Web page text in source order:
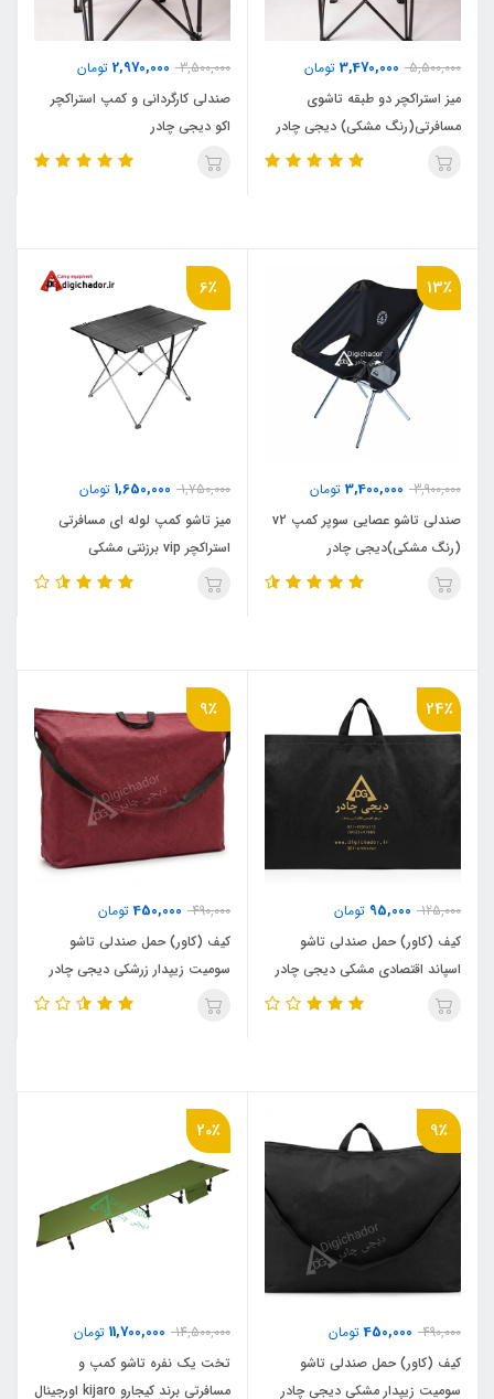
5,500,000
3,470,000 تومان
میز استراکچر دو طبقه تاشوی
مسافرتی(رنگ مشکی) دیجی چادر
3,500,000
2,970,000 تومان
صندلی کارگردانی و کمپ استراکچر
اکو دیجی چادر
13٪
3,900,000
3,400,000 تومان
صندلی تاشو عصایی سوپر کمپ v2
(رنگ مشکی)دیجی چادر
6٪
1,750,000
1,650,000 تومان
میز تاشو کمپ لوله ای مسافرتی
استراکچر vip برزنتی مشکی
24٪
125,000
95,000 تومان
کیف (کاور) حمل صندلی تاشو
اسپاند اقتصادی مشکی دیجی چادر
9٪
490,000
450,000تومان
کیف (کاور) حمل صندلی تاشو
سومیت زیپدار زرشکی دیجی چادر
9٪
490,000
450,000تومان
کیف (کاور) حمل صندلی تاشو
سومیت زیپدار مشکی دیجی چادر
20٪
14,500,000
11,700,000 تومان
تخت یک نفره تاشو کمپ و
مسافرتی برند کیجارو kijaro اورجینال